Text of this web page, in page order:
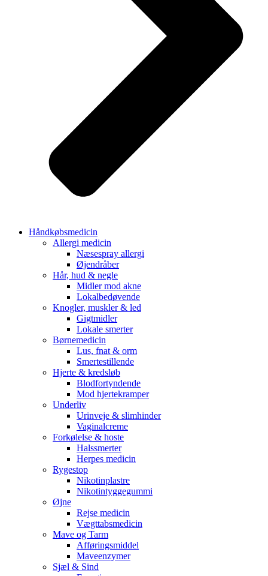
Håndkøbsmedicin
Allergi medicin
Næsespray allergi
Øjendråber
Hår, hud & negle
Midler mod akne
Lokalbedøvende
Knogler, muskler & led
Gigtmidler
Lokale smerter
Børnemedicin
Lus, fnat & orm
Smertestillende
Hjerte & kredsløb
Blodfortyndende
Mod hjertekramper
Underliv
Urinveje & slimhinder
Vaginalcreme
Forkølelse & hoste
Halssmerter
Herpes medicin
Rygestop
Nikotinplastre
Nikotintyggegummi
Øjne
Rejse medicin
Vægttabsmedicin
Mave og Tarm
Afføringsmiddel
Maveenzymer
Sjæl & Sind